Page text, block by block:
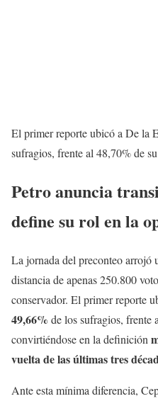
El primer reporte ubicó a De la
sufragios, frente al 48,70% de
Petro anuncia
define su rol en la
La jornada del preconteo arrojó
distancia de apenas 250.800
conservador. El primer reporte
49,66% de los sufragios, frente
convirtiéndose en la definición
vuelta de las últimas tres
Ante esta mínima diferencia,